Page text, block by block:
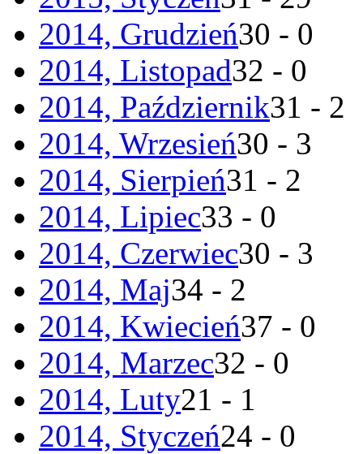
2014, Grudzień30 - 0
2014, Listopad32 - 0
2014, Październik31 - 2
2014, Wrzesień30 - 3
2014, Sierpień31 - 2
2014, Lipiec33 - 0
2014, Czerwiec30 - 3
2014, Maj34 - 2
2014, Kwiecień37 - 0
2014, Marzec32 - 0
2014, Luty21 - 1
2014, Styczeń24 - 0